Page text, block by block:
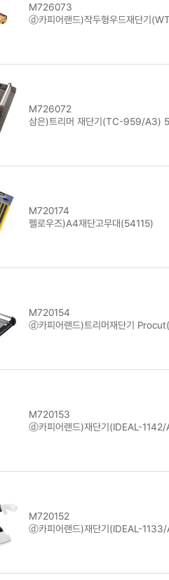
M726073
ⓓ카피어랜드)작두형우드재단기
M726072
삼은)트리머 재단기(TC-959/A3)
M720174
펠로우즈)A4재단고무대(54115)
M720154
ⓓ카피어랜드)트리머재단기
M720153
ⓓ카피어랜드)재단기(IDEAL-
M720152
ⓓ카피어랜드)재단기(IDEAL-